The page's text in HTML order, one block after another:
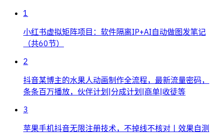
1
小红书虚拟矩阵项目：软件隔离IP+AI自动做图发笔记
（共60节）
2
抖音某博主的水果人动画制作全流程，最新流量密码，
条条百万播放，伙伴计划|分成计划|商单|收徒等
3
苹果手机抖音无限注册技术，不掉线不核对丨效果自测